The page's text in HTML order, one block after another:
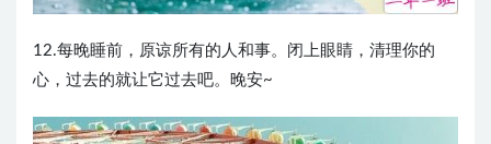
12.每晚睡前，原谅所有的人和事。闭上眼睛，清理你的
心，过去的就让它过去吧。晚安~